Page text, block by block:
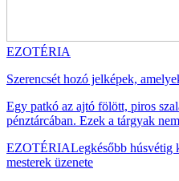
EZOTÉRIA
Szerencsét hozó jelképek,
Egy patkó az ajtó fölött, piros
pénztárcában. Ezek a tárgyak
EZOTÉRIALegkésőbb húsvétig
mesterek üzenete